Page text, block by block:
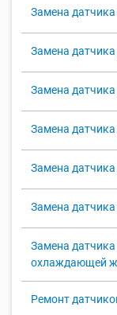
Замена
Замена
Замена
Замена датчика
Замена
Замена датчика
Замена
охлаждающей
Ремонт